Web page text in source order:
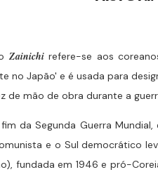
Zainichirefere-se aos
no Japão' e é usada para
de mão de obra durante a
da Segunda Guerra
e o Sul democrático
fundada em 1946 e pró-